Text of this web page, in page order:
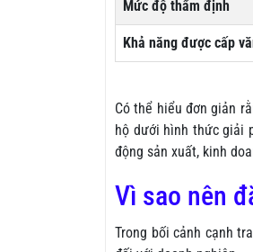
Mức độ thẩm định
Khả năng được cấp
Có thể hiểu đơn giản
hộ dưới hình thức giải
động sản xuất, kinh
Vì sao nên
Trong bối cảnh cạnh